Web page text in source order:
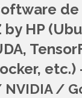
de
HP
etc.)
NVIDIA /